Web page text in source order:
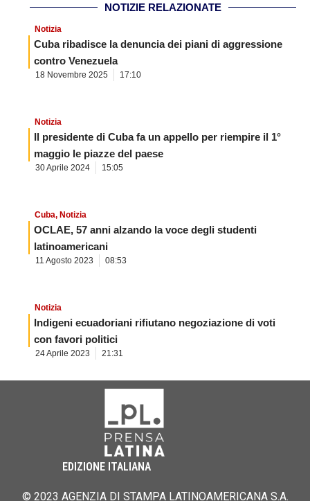
NOTIZIE RELAZIONATE
Notizia
Cuba ribadisce la denuncia dei piani di aggressione
contro Venezuela
18 Novembre 2025 17:10
Notizia
Il presidente di Cuba fa un appello per riempire il 1°
maggio le piazze del paese
30 Aprile 2024 15:05
Cuba, Notizia
OCLAE, 57 anni alzando la voce degli studenti
latinoamericani
11 Agosto 2023 08:53
Notizia
Indigeni ecuadoriani rifiutano negoziazione di voti
con favori politici
24 Aprile 2023 21:31
EDIZIONE ITALIANA
© 2023 AGENZIA DI STAMPA LATINOAMERICANA S.A.